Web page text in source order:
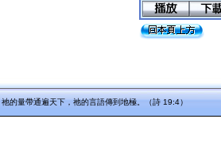
祂的量帶通遍天下，祂的言語傳到地極。（詩 19:4）